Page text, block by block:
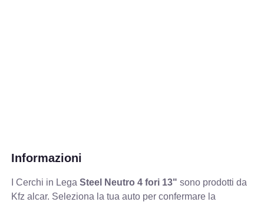
Informazioni
I Cerchi in LegaSteel Neutro 4 fori 13" sono prodotti da
Kfz alcar. Seleziona la tua auto per confermare la